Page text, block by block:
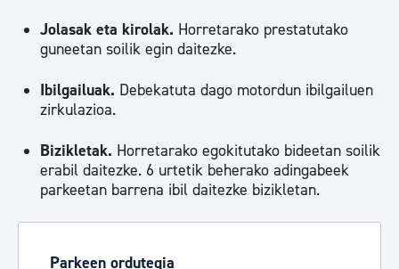
Jolasak eta kirolak. Horretarako prestatutako
guneetan soilik egin daitezke.
Ibilgailuak. Debekatuta dago motordun ibilgailuen
zirkulazioa.
Bizikletak. Horretarako egokitutako bideetan soilik
erabil daitezke. 6 urtetik beherako adingabeek
parkeetan barrena ibil daitezke bizikletan.
Parkeen ordutegia